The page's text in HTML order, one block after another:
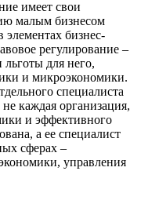
имеет свои
малым бизнесом
элементах бизнес-
регулирование –
льготы для него,
и микроэкономики.
специалиста
каждая организация,
и эффективного
а ее специалист
сферах –
управления